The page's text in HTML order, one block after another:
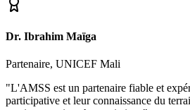
Dr. Ibrahim Maïga
Partenaire, UNICEF Mali
"L'AMSS est un partenaire fiable et
participative et leur connaissance du